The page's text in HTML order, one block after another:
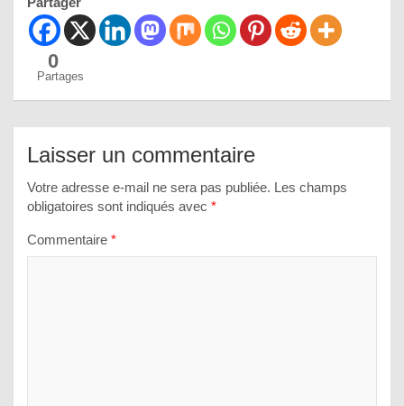
0
Partages
Laisser un commentaire
Votre adresse e-mail ne sera pas publiée. Les champs
obligatoires sont indiqués avec *
Commentaire *